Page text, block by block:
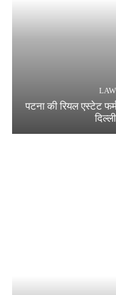
पटना की रियल एस्टेट